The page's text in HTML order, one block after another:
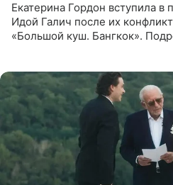
Екатерина Гордон вступила в
Идой Галич после их
«Большой куш. Бангкок».